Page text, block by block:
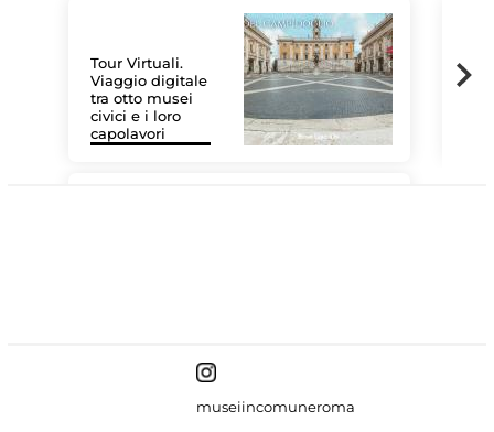
Tour Virtuali.
Viaggio digitale
tra otto musei
civici e i loro
capolavori
museiincomuneroma